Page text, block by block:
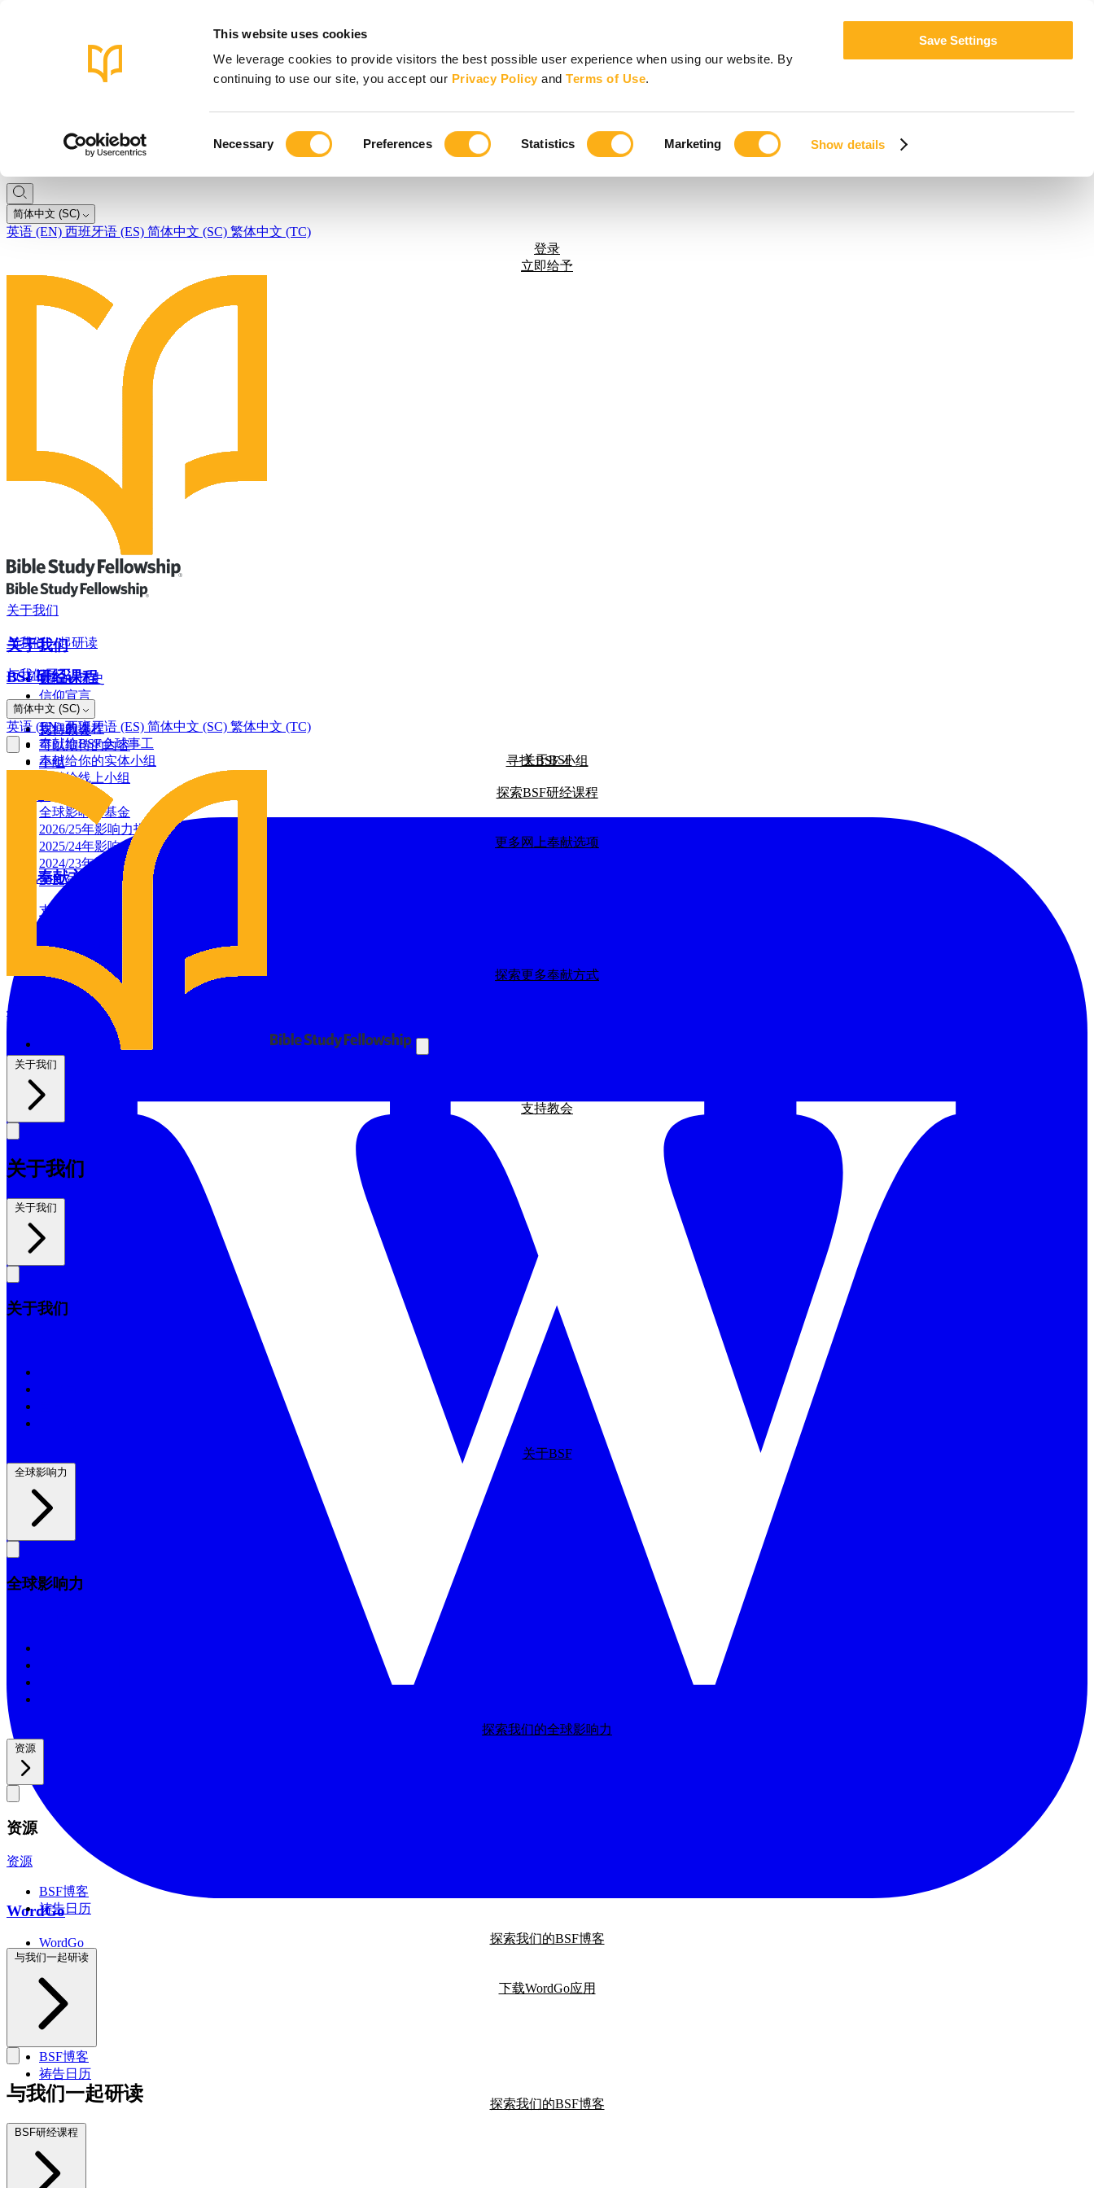
This website uses cookies
We leverage cookies to provide visitors the best possible user experience when using our website. By
continuing to use our site, you accept our Privacy PolicyandTerms of Use.
Selection
Necessary Preferences Statistics Marketing Show details
Save Settings
简体中文 (SC)
英语 (EN) 西班牙语 (ES) 简体中文 (SC) 繁体中文 (TC)
登录
立即给予
关于我们
关于我们
我们的历史
信仰宣言
董事会
支持教会
关于BSF
2026/25年影响力报告
2025/24年影响力报告
2024/23年影响力报告
2022年影响力报告
资源
BSF博客
祷告日历
与我们一起研读
BSF研经课程
罗马书
我们的课程
可以期待的内容
小组
探索BSF研经课程
WordGo
WordGo
课程
下载WordGo应用
BSF博客
祷告日历
探索我们的BSF博客
与我们同工
网上奉献
奉献给BSF全球事工
奉献给你的实体小组
奉献给线上小组
全球影响力基金
更多网上奉献选项
其他奉献方式
支票奉献
通过IRA捐赠
探索更多奉献方式
与我们同工
义工
支持教会
简体中文 (SC)
英语 (EN)西班牙语 (ES) 简体中文 (SC) 繁体中文 (TC)
寻找 BSF 小组
关于我们
关于我们
关于我们
关于我们
关于BSF
全球影响力
全球影响力
探索我们的全球影响力
资源
资源
资源
BSF博客
祷告日历
探索我们的BSF博客
与我们一起研读
与我们一起研读
BSF研经课程